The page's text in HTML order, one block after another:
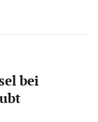
bei